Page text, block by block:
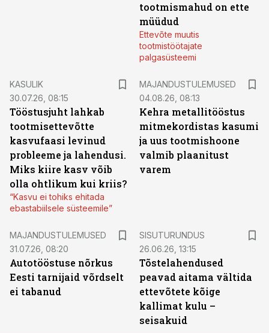
tootmismahud on ette
müüdud
Ettevõte muutis
tootmistöötajate
palgasüsteemi
KASULIK
30.07.26, 08:15
Tööstusjuht lahkab
tootmisettevõtte
kasvufaasi levinud
probleeme ja lahendusi.
Miks kiire kasv võib
olla ohtlikum kui kriis?
“Kasvu ei tohiks ehitada
ebastabiilsele süsteemile”
MAJANDUSTULEMUSED
04.08.26, 08:13
Kehra metallitööstus
mitmekordistas kasumi
ja uus tootmishoone
valmib plaanitust
varem
MAJANDUSTULEMUSED
31.07.26, 08:20
Autotööstuse nõrkus
Eesti tarnijaid võrdselt
ei tabanud
SISUTURUNDUS
26.06.26, 13:15
Tõstelahendused
peavad aitama vältida
ettevõtete kõige
kallimat kulu –
seisakuid